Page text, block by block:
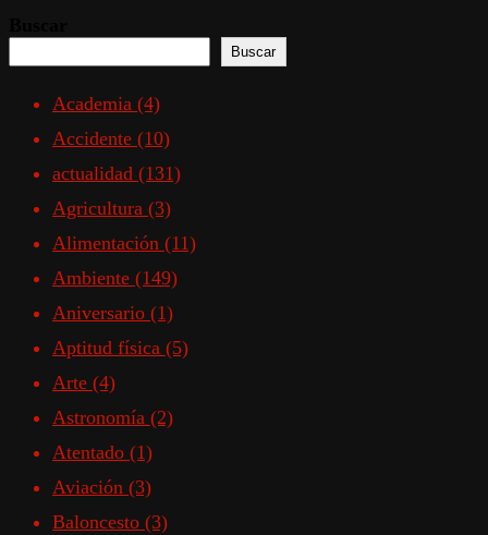
Buscar
Academia (4)
Accidente (10)
actualidad (131)
Agricultura (3)
Alimentación (11)
Ambiente (149)
Aniversario (1)
Aptitud física (5)
Arte (4)
Astronomía (2)
Atentado (1)
Aviación (3)
Baloncesto (3)